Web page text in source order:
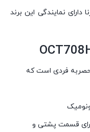
دارای نمایندگی این برند
فردی است که
قسمت پشتی و